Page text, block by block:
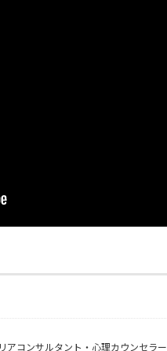
アコンサルタント・心理カウンセラー